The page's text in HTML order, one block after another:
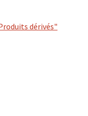
dérivés"